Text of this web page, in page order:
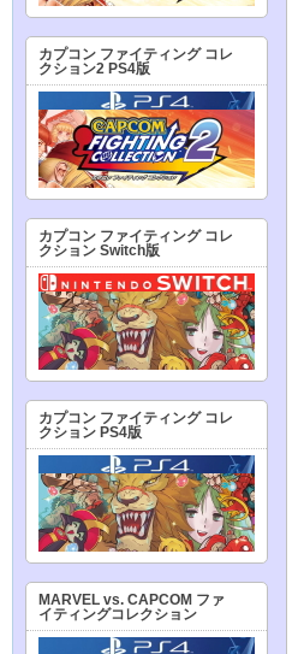
カプコン ファイティング コレ
クション2 PS4版
カプコン ファイティング コレ
クション Switch版
カプコン ファイティング コレ
クション PS4版
MARVEL vs. CAPCOM ファ
イティングコレクション